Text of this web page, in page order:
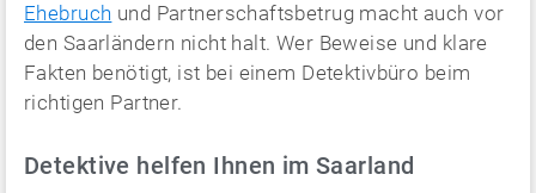
Ehebruch und Partnerschaftsbetrug macht auch vor
den Saarländern nicht halt. Wer Beweise und klare
Fakten benötigt, ist bei einem Detektivbüro beim
richtigen Partner.
Detektive helfen Ihnen im Saarland